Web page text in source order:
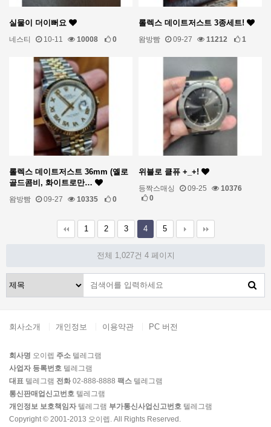
실물이 더이뻐요
네스티 10-11 10008 0
롤렉스 데이트저스트 3종세트!
왐방빰 09-27 11212 1
롤렉스 데이트저스트 36mm (옐로
골드콤비, 화이트로만…
왐방빰 09-27 10335 0
위블로 클퓨 +_+!
등짝스매싱 09-25
10376
0
1 2 3 4 5
전체 1,027건 4 페이지
회사소개 개인정보 이용약관 PC 버전
회사명 오이렙 주소 텔레그램
사업자 등록번호 텔레그램
대표 텔레그램 전화 02-888-8888 팩스 텔레그램
통신판매업신고번호 텔레그램
개인정보 보호책임자 텔레그램 부가통신사업신고번호 텔레그램
Copyright © 2001-2013 오이렙. All Rights Reserved.